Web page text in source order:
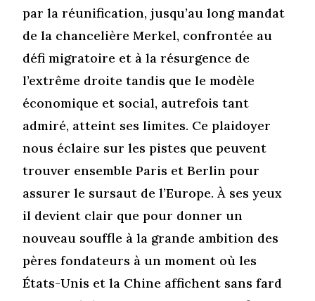
par la réunification, jusqu’au long mandat
de la chancelière Merkel, confrontée au
défi migratoire et à la résurgence de
l’extrême droite tandis que le modèle
économique et social, autrefois tant
admiré, atteint ses limites. Ce plaidoyer
nous éclaire sur les pistes que peuvent
trouver ensemble Paris et Berlin pour
assurer le sursaut de l’Europe. À ses yeux
il devient clair que pour donner un
nouveau souffle à la grande ambition des
pères fondateurs à un moment où les
États-Unis et la Chine affichent sans fard